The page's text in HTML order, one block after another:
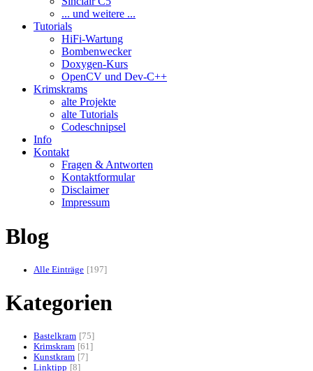
... und weitere ...
Tutorials
HiFi-Wartung
Bombenwecker
Doxygen-Kurs
OpenCV und Dev-C++
Krimskrams
alte Projekte
alte Tutorials
Codeschnipsel
Info
Kontakt
Fragen & Antworten
Kontaktformular
Disclaimer
Impressum
Blog
Alle Einträge 197
Kategorien
Bastelkram
75
Krimskram 61
Kunstkram
7
Linktipp
8